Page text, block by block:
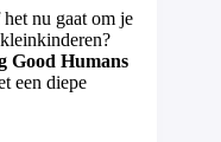
nu gaat om je
Good Humans
een diepe